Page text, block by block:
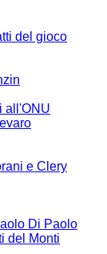
del gioco
all'ONU
e Clery
Di Paolo
del Monti